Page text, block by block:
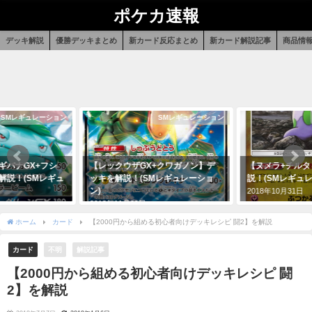
ポケカ速報
デッキ解説 優勝デッキまとめ 新カード反応まとめ 新カード解説記事 商品情
SMレギュレーション
ワガノン】デ
ギュレーショ
SMレギュレーション
【ヌメラ+チルタリス】デッキを解
説！(SMレギュレーション)
2018年10月31日
【ナイトユニゾ
効果と能力を解
強力な特性を持
2019年1月4日
ホーム カード 【2000円から組める初心者向けデッキレシピ 闘2】を解説
カード 不明 解説記事
【2000円から組める初心者向けデッキレシピ 闘
2】を解説